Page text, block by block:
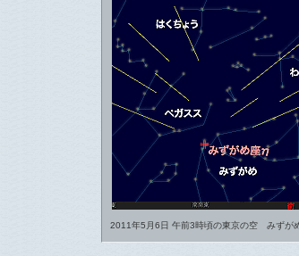
2011年5月6日 午前3時頃の東京の空 みずが